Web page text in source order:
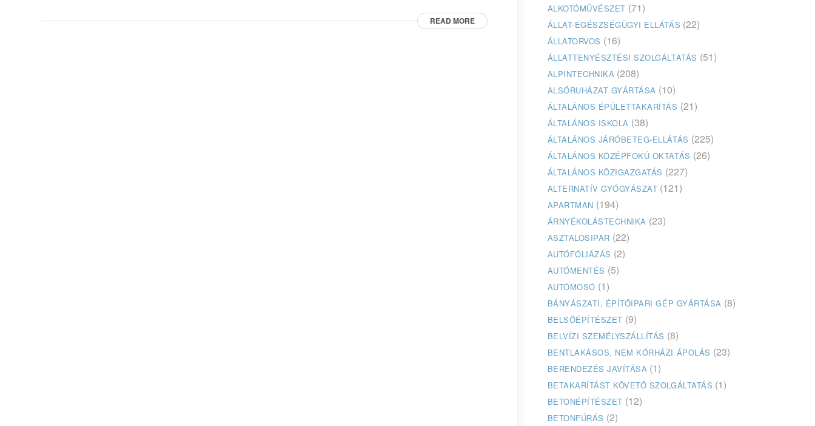
READ MORE
ALKOTÓMŰVÉSZET (71)
ÁLLAT-EGÉSZSÉGÜGYI ELLÁTÁS (22)
ÁLLATORVOS (16)
ÁLLATTENYÉSZTÉSI SZOLGÁLTATÁS (51)
ALPINTECHNIKA (208)
ALSÓRUHÁZAT GYÁRTÁSA (10)
ÁLTALÁNOS ÉPÜLETTAKARÍTÁS (21)
ÁLTALÁNOS ISKOLA (38)
ÁLTALÁNOS JÁRÓBETEG-ELLÁTÁS (225)
ÁLTALÁNOS KÖZÉPFOKÚ OKTATÁS (26)
ÁLTALÁNOS KÖZIGAZGATÁS (227)
ALTERNATÍV GYÓGYÁSZAT (121)
APARTMAN (194)
ÁRNYÉKOLÁSTECHNIKA (23)
ASZTALOSIPAR (22)
AUTÓFÓLIÁZÁS (2)
AUTÓMENTÉS (5)
AUTÓMOSÓ (1)
BÁNYÁSZATI, ÉPÍTŐIPARI GÉP GYÁRTÁSA (8)
BELSŐÉPÍTÉSZET (9)
BELVÍZI SZEMÉLYSZÁLLÍTÁS (8)
BENTLAKÁSOS, NEM KÓRHÁZI ÁPOLÁS (23)
BERENDEZÉS JAVÍTÁSA (1)
BETAKARÍTÁST KÖVETŐ SZOLGÁLTATÁS (1)
BETONÉPÍTÉSZET (12)
BETONFÚRÁS (2)